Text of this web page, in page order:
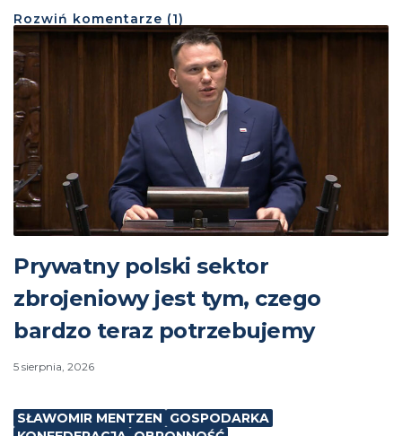
Rozwiń komentarze (1)
Prywatny polski sektor
zbrojeniowy jest tym, czego
bardzo teraz potrzebujemy
5 sierpnia, 2026
SŁAWOMIR MENTZEN GOSPODARKA